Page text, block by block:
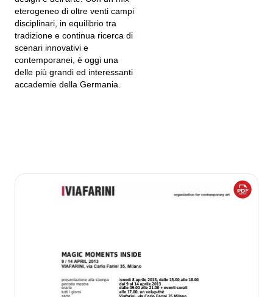
eterogeneo di oltre venti campi
disciplinari, in equilibrio tra
tradizione e continua ricerca di
scenari innovativi e
contemporanei, è oggi una
delle più grandi ed interessanti
accademie della Germania.